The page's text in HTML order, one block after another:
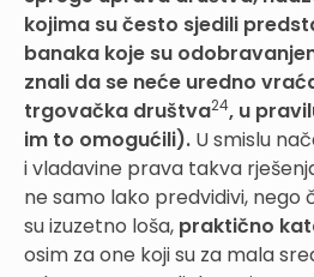
kojima su često sjedili
banaka koje su
znali da se neće uredno
trgovačka društva24, u
im to omogućili). U smislu
i vladavine prava takva
ne samo lako predvidivi, nego
su izuzetno loša, praktično
osim za one koji su za mala